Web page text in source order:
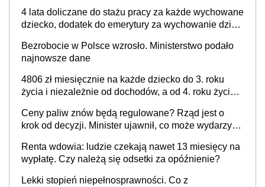
4 lata doliczane do stażu pracy za każde wychowane
dziecko, dodatek do emerytury za wychowanie dzieci
stanowisko sejmowej komisji
Bezrobocie w Polsce wzrosło. Ministerstwo podało
najnowsze dane
4806 zł miesięcznie na każde dziecko do 3. roku
życia i niezależnie od dochodów, a od 4. roku życia
spadku liczby urodzeń w Polsce
Ceny paliw znów będą regulowane? Rząd jest o
krok od decyzji. Minister ujawnił, co może wydarzyć
Renta wdowia: ludzie czekają nawet 13 miesięcy na
wypłatę. Czy należą się odsetki za opóźnienie?
Lekki stopień niepełnosprawności. Co z